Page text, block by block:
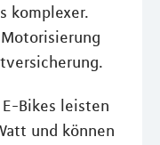
komplexer.
Bikes leisten
und können